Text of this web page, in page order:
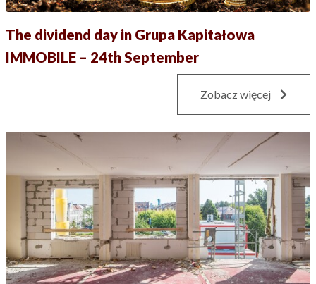
The dividend day in Grupa Kapitałowa
IMMOBILE – 24th September
Zobacz więcej